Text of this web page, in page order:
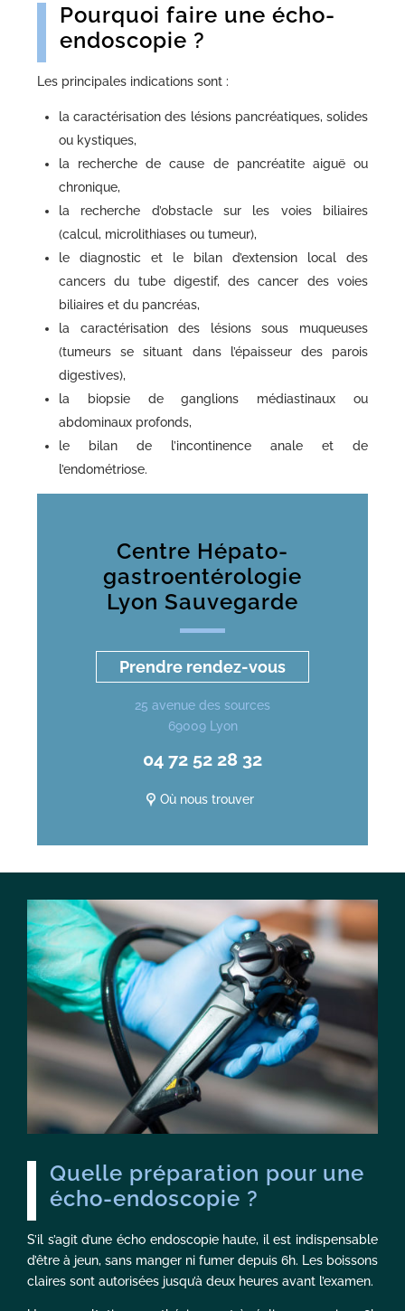
Pourquoi faire une écho-
endoscopie ?
Les principales indications sont :
la caractérisation des lésions pancréatiques, solides
ou kystiques,
la recherche de cause de pancréatite aiguë ou
chronique,
la recherche d’obstacle sur les voies biliaires
(calcul, microlithiases ou tumeur),
le diagnostic et le bilan d’extension local des
cancers du tube digestif, des cancer des voies
biliaires et du pancréas,
la caractérisation des lésions sous muqueuses
(tumeurs se situant dans l’épaisseur des parois
digestives),
la biopsie de ganglions médiastinaux ou
abdominaux profonds,
le bilan de l’incontinence anale et de
l’endométriose.
Centre Hépato-
gastroentérologie
Lyon Sauvegarde
Prendre rendez-vous
25 avenue des sources
69009 Lyon
04 72 52 28 32
Où nous trouver
Quelle préparation pour une
écho-endoscopie ?
S’il s’agit d’une écho endoscopie haute, il est indispensable
d’être à jeun, sans manger ni fumer depuis 6h. Les boissons
claires sont autorisées jusqu’à deux heures avant l’examen.